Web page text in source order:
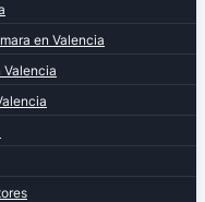
en Valencia
Valencia